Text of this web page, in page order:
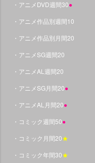
・アニメDVD週間30●
・アニメ作品別週間10
・アニメ作品別月間20
・アニメSG週間20
・アニメAL週間20
・アニメSG月間20●
・アニメAL月間20●
・コミック週間50●
・コミック月間20★
・コミック年間30★